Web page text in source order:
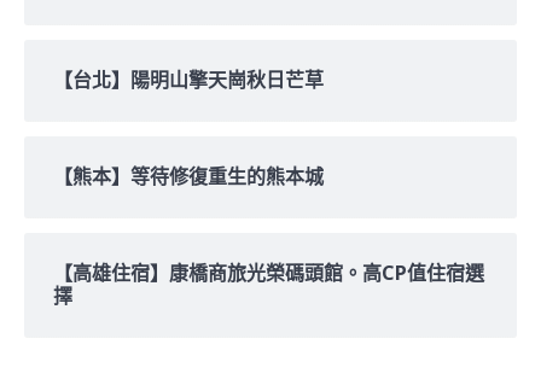
【台北】陽明山擎天崗秋日芒草
【熊本】等待修復重生的熊本城
【高雄住宿】康橋商旅光榮碼頭館。高CP值住宿選
擇